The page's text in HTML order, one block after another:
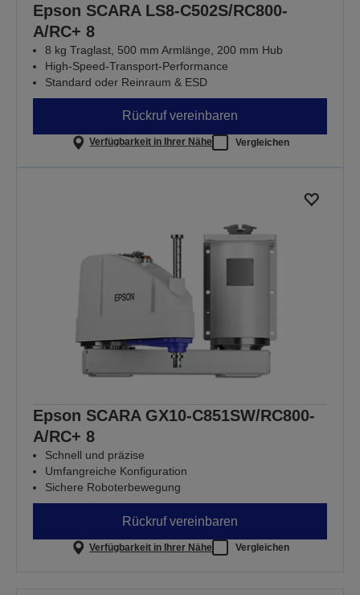
Epson SCARA LS8-C502S/RC800-
A/RC+ 8
8 kg Traglast, 500 mm Armlänge, 200 mm Hub
High-Speed-Transport-Performance
Standard oder Reinraum & ESD
Rückruf vereinbaren
Verfügbarkeit in Ihrer Nähe Vergleichen
Epson SCARA GX10-C851SW/RC800-
A/RC+ 8
Schnell und präzise
Umfangreiche Konfiguration
Sichere Roboterbewegung
Rückruf vereinbaren
Verfügbarkeit in Ihrer Nähe Vergleichen